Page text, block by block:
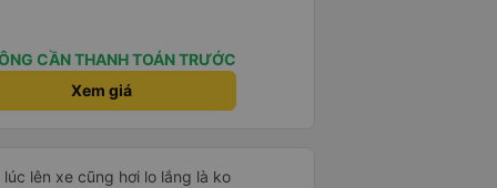
vì tôi rất thoải mái. Sẽ tuyệt
rất nhiều.CẦN THANH TOÁN TRƯỚC
Xem giá
lên xe cũng hơi lo lắng là ko